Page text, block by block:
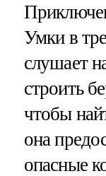
Умки в
слушает
строить
чтобы
она
опасные